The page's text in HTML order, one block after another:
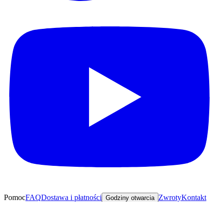
PomocFAQDostawa i płatności Godziny otwarcia ZwrotyKontakt